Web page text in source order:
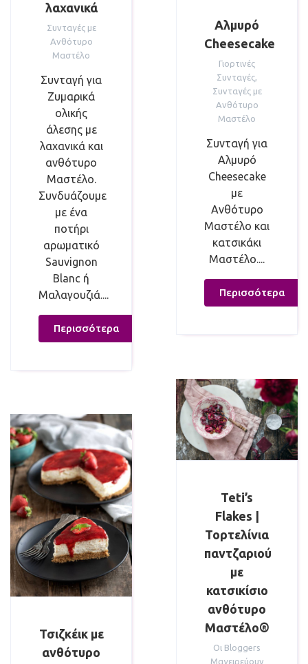
λαχανικά
Συνταγές με
Ανθότυρο
Μαστέλο
Συνταγή για
Ζυμαρικά
ολικής
άλεσης με
λαχανικά και
ανθότυρο
Μαστέλο.
Συνδυάζουμε
με ένα
ποτήρι
αρωματικό
Sauvignon
Blanc ή
Μαλαγουζιά....
Περισσότερα
Αλμυρό
Cheesecake
Γιορτινές
Συνταγές,
Συνταγές με
Ανθότυρο
Μαστέλο
Συνταγή για
Αλμυρό
Cheesecake
με
Ανθότυρο
Μαστέλο και
κατσικάκι
Μαστέλο....
Περισσότερα
Teti’s
Flakes |
Τορτελίνια
παντζαριού
με
κατσικίσιο
ανθότυρο
Μαστέλο®
Οι Bloggers
Μαγειρεύουν
Τσιζκέικ με
ανθότυρο